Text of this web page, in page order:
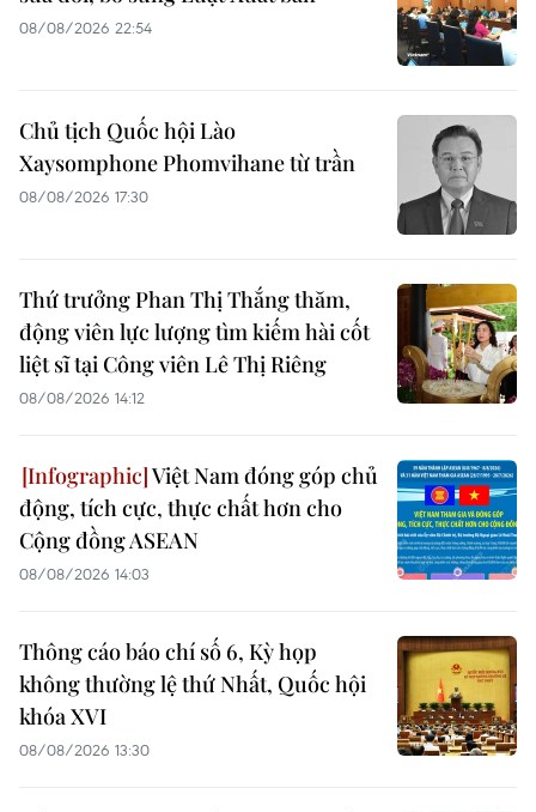
08/08/2026 22:54
Chủ tịch Quốc hội Lào
Xaysomphone Phomvihane từ trần
08/08/2026 17:30
Thứ trưởng Phan Thị Thắng thăm,
động viên lực lượng tìm kiếm hài cốt
liệt sĩ tại Công viên Lê Thị Riêng
08/08/2026 14:12
Việt Nam đóng góp chủ
động, tích cực, thực chất hơn cho
Cộng đồng ASEAN
08/08/2026 14:03
Thông cáo báo chí số 6, Kỳ họp
không thường lệ thứ Nhất, Quốc hội
khóa XVI
08/08/2026 13:30